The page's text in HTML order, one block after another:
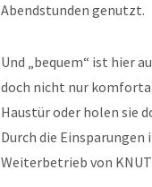
Abendstunden genutzt.
Und „bequem“ ist hier
doch nicht nur
Haustür oder holen sie
Durch die
Weiterbetrieb von